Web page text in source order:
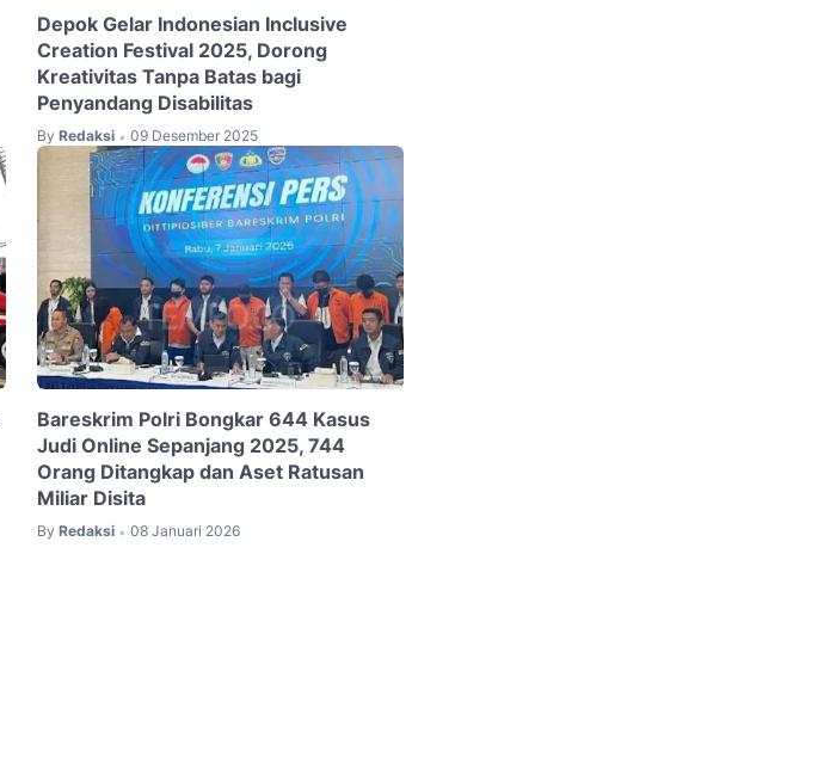
Depok Gelar Indonesian Inclusive
Creation Festival 2025, Dorong
Kreativitas Tanpa Batas bagi
Penyandang Disabilitas
By Redaksi • 09 Desember 2025
Bareskrim Polri Bongkar 644 Kasus
Judi Online Sepanjang 2025, 744
Orang Ditangkap dan Aset Ratusan
Miliar Disita
By Redaksi • 08 Januari 2026